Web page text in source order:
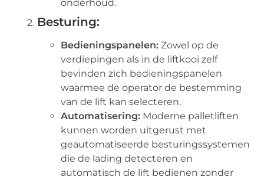
onderhoud.
Besturing:
Bedieningspanelen: Zowel op de
verdiepingen als in de liftkooi zelf
bevinden zich bedieningspanelen
waarmee de operator de bestemming
van de lift kan selecteren.
Automatisering: Moderne palletliften
kunnen worden uitgerust met
geautomatiseerde besturingssystemen
die de lading detecteren en
automatisch de lift bedienen zonder